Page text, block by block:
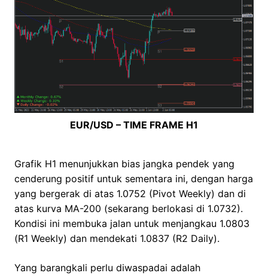
EUR/USD – TIME FRAME H1
Grafik H1 menunjukkan bias jangka pendek yang
cenderung positif untuk sementara ini, dengan harga
yang bergerak di atas 1.0752 (Pivot Weekly) dan di
atas kurva MA-200 (sekarang berlokasi di 1.0732).
Kondisi ini membuka jalan untuk menjangkau 1.0803
(R1 Weekly) dan mendekati 1.0837 (R2 Daily).
Yang barangkali perlu diwaspadai adalah